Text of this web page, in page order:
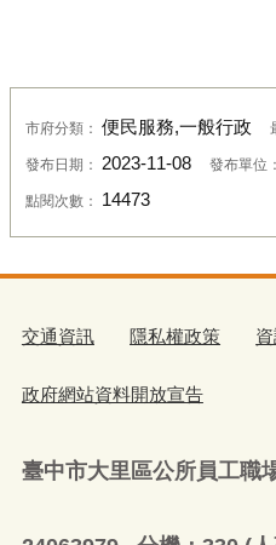
市府分類： 便民服務,一般行政
發布日期： 2023-11-08 發布單位
點閱次數： 14473
交通資訊 隱私權政策
政府網站資料開放宣告
臺中市大里區公所員工職
公務人